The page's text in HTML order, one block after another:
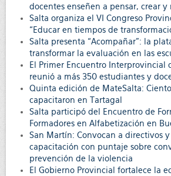
docentes enseñen a pensar, crear y
Salta organiza el VI Congreso
“Educar en tiempos de
Salta presenta “Acompañar”: la
transformar la evaluación en las
El Primer Encuentro Interprovincial
reunió a más 350 estudiantes y
Quinta edición de MateSalta:
capacitaron en Tartagal
Salta participó del Encuentro de
Formadores en Alfabetización en
San Martín: Convocan a directivos
capacitación con puntaje sobre
prevención de la violencia
El Gobierno Provincial fortalece la